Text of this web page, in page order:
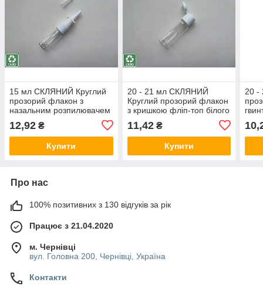
15 мл СКЛЯНИЙ Круглий
прозорий флакон з
назальним розпилювачем
спреєм для носа 18/410
12,92 ₴
Купити
20 - 21 мл СКЛЯНИЙ
Круглий прозорий флакон
з кришкою фліп-топ білого
пляшка, пляшечка
11,42₴
Купити
20 -
Про нас
100% позитивних з 130 відгуків за рік
Працює з 21.04.2020
м. Чернівці
вул. Головна 200, Чернівці, Україна
Контакти